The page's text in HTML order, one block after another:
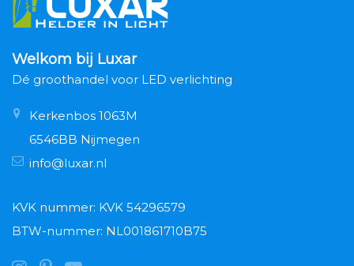
Welkom bij Luxar
Dé groothandel voor LED verlichting
Kerkenbos 1063M
6546BB Nijmegen
info@luxar.nl
KVK nummer: KVK 54296579
BTW-nummer: NL001861710B75